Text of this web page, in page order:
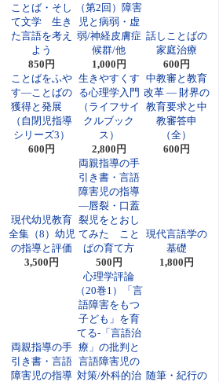
ことば・そし
て文学 生き
た言語を考え
よう
850円
（第2回）障害
児と病弱・虚
弱/神経皮膚症
候群/他
1,000円
話しことばの
家庭治療
600円
ことばをふや
す―ことばの
獲得と発展
（自閉児指導
シリーズ3）
600円
生きやすくす
る心理学入門
（ライフサイ
クルブック
ス）
2,800円
中教審と教育
改革 ― 財界の
教育要求と中
教審答申
（全）
600円
現代幼児教育
全集（8）幼児
の指導と評価
3,500円
両親指導の手
引き書・言語
障害児の指導
―唇裂・口蓋
裂児をとおし
てみた こと
ばの育て方
500円
現代言語学の
基礎
1,800円
両親指導の手
引き書・言語
障害児の指導
心理学評論
（20巻1）「言
語障害をもつ
子ども」を育
てる-「言語治
療」の批判と
言語障害児の
対策/外科的治 随筆・紀行の